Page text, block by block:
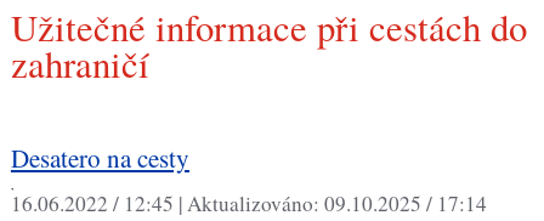
Užitečné informace při cestách do
zahraničí
Desatero na cesty
,
16.06.2022 / 12:45 |Aktualizováno: 09.10.2025 / 17:14